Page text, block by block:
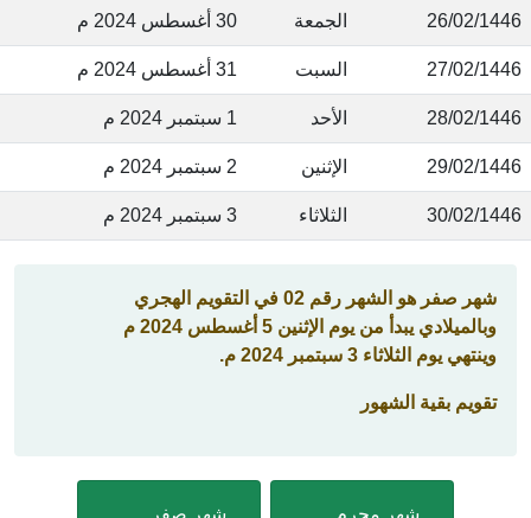
26/02/ الجمعة 30 أغسطس 2024 م
27/02/ السبت 31 أغسطس 2024 م
28/02/ الأحد
29/02/ الإثنين
30/02/ الثلاثاء
شهر صفر هو الشهر رقم 02 في التقويم الهجري
وبالميلادي يبدأ من يوم الإثنين 5 أغسطس 2024 م
وينتهي يوم الثلاثاء 3 سبتمبر 2024 م.
تقويم بقية الشهور
شهر محرم شهر صفر